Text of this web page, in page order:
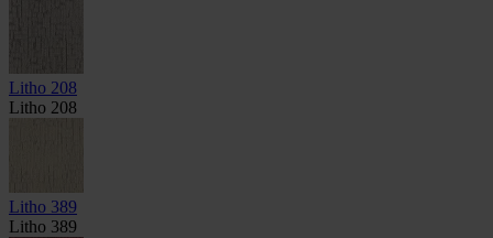
Litho 208
Litho 208
Litho 389
Litho 389